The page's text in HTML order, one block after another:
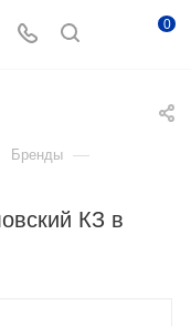
0
Бренды —
КЗ в